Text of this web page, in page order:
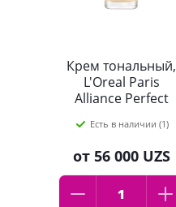
Крем тональный,
L'Oreal Paris
Alliance Perfect
слияние"
оттенок:1.D
золотистый 30 мл
Есть в наличии (1)
от 56 000 UZS